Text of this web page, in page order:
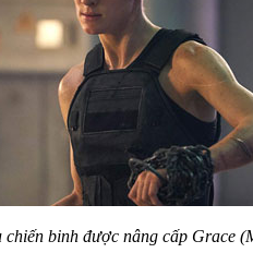
binh được nâng cấp Grace